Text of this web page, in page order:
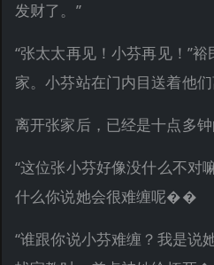
发财了。”
“张太太再见！小芬再见！”
家。小芬站在门内目送着他们
离开张家后，已经是十点多钟
“这位张小芬好像没什么不对
什么你说她会很难缠呢��
“谁跟你说小芬难缠？我是说